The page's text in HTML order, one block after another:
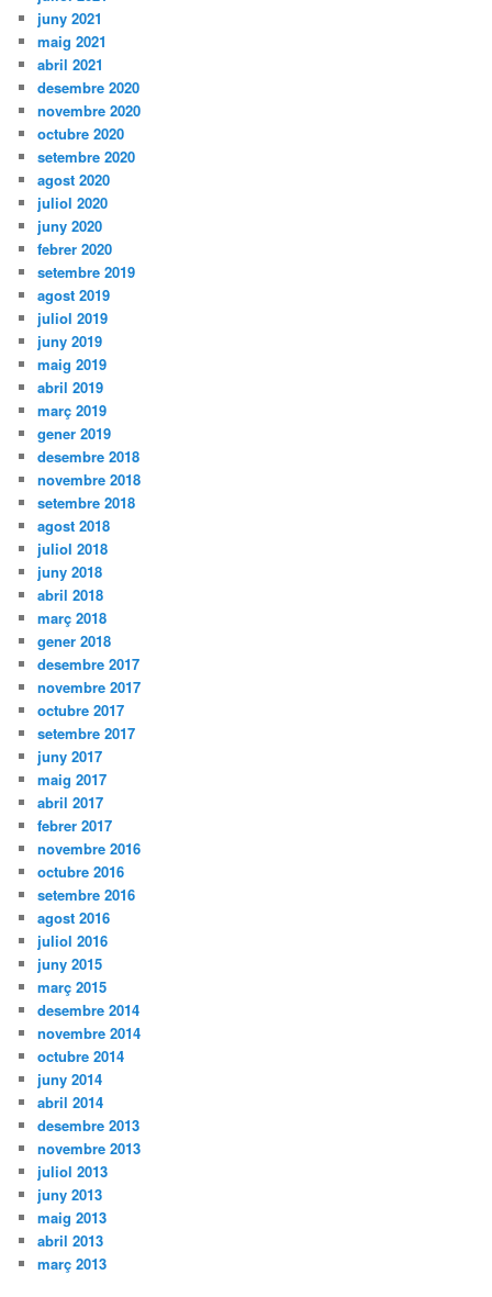
juny 2021
maig 2021
abril 2021
desembre 2020
novembre 2020
octubre 2020
setembre 2020
agost 2020
juliol 2020
juny 2020
febrer 2020
setembre 2019
agost 2019
juliol 2019
juny 2019
maig 2019
abril 2019
març 2019
gener 2019
desembre 2018
novembre 2018
setembre 2018
agost 2018
juliol 2018
juny 2018
abril 2018
març 2018
gener 2018
desembre 2017
novembre 2017
octubre 2017
setembre 2017
juny 2017
maig 2017
abril 2017
febrer 2017
novembre 2016
octubre 2016
setembre 2016
agost 2016
juliol 2016
juny 2015
març 2015
desembre 2014
novembre 2014
octubre 2014
juny 2014
abril 2014
desembre 2013
novembre 2013
juliol 2013
juny 2013
maig 2013
abril 2013
març 2013